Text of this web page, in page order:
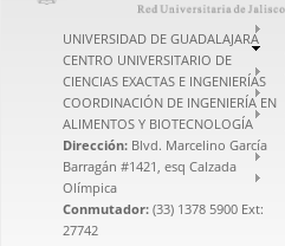
UNIVERSIDAD DE GUADALAJARA
CENTRO UNIVERSITARIO DE
CIENCIAS EXACTAS E INGENIERÍAS
COORDINACIÓN DE INGENIERÍA EN
ALIMENTOS Y BIOTECNOLOGÍA
Dirección: Blvd. Marcelino García
Barragán #1421, esq Calzada
Olímpica
Conmutador: (33) 1378 5900 Ext:
27742